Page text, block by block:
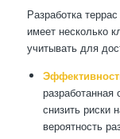
Разработка
имеет несколько
учитывать для
разработанная
снизить риски
вероятность